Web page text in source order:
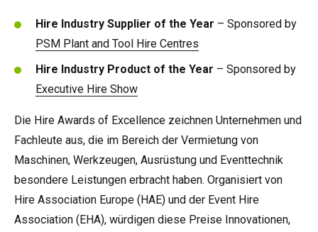
Hire Industry Supplier of the Year – Sponsored by
PSM Plant and Tool Hire Centres
Hire Industry Product of the Year – Sponsored by
Executive Hire Show
Die Hire Awards of Excellence zeichnen Unternehmen und
Fachleute aus, die im Bereich der Vermietung von
Maschinen, Werkzeugen, Ausrüstung und Eventtechnik
besondere Leistungen erbracht haben. Organisiert von
Hire Association Europe (HAE) und der Event Hire
Association (EHA), würdigen diese Preise Innovationen,